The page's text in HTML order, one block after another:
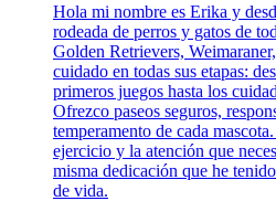
Hola mi nombre es Erika y
rodeada de perros y gatos de
Golden Retrievers,
cuidado en todas sus etapas:
primeros juegos hasta los
Ofrezco paseos seguros,
temperamento de cada
ejercicio y la atención que
misma dedicación que he
de vida.